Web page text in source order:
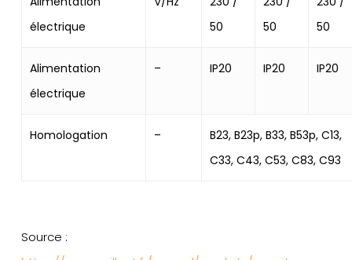
électrique
50
50
50
Alimentation
électrique
– IP20 IP20 IP20
Homologation –
B23, B23p, B33, B53p, C13,
C33, C43, C53, C83, C93
Source :